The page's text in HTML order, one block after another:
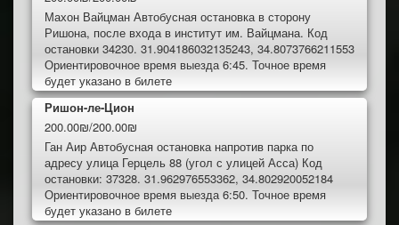
Махон Вайцман Автобусная остановка в сторону
Ришона, после входа в институт им. Вайцмана. Код
остановки 34230. 31.904186032135243, 34.8073766211553
Ориентировочное время выезда 6:45. Точное время
будет указано в билете
Ришон-ле-Цион
200.00₪/200.00₪
Ган Аир Автобусная остановка напротив парка по
адресу улица Герцель 88 (угол с улицей Асса) Код
остановки: 37328. 31.962976553362, 34.802920052184
Ориентировочное время выезда 6:50. Точное время
будет указано в билете